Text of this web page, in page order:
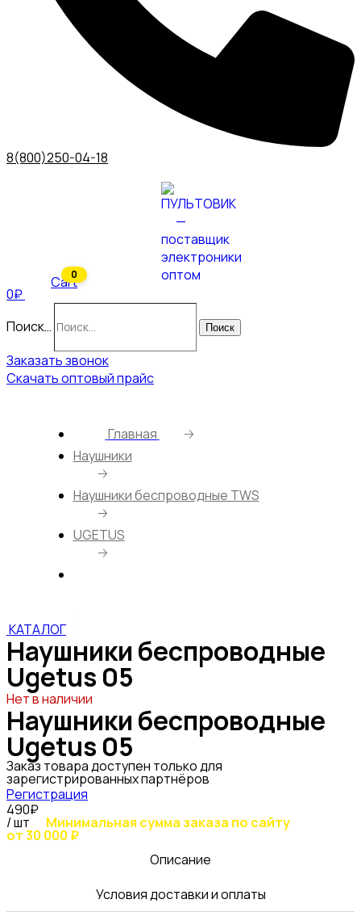
8(800)250-04-18
0₽
0
Cart
Поиск… Поиск
Заказать звонок
Скачать оптовый прайс
Главная
🡢
Наушники
🡢
Наушники беспроводные TWS
🡢
UGETUS
🡢
КАТАЛОГ
Наушники беспроводные
Ugetus 05
Нет в наличии
Наушники беспроводные
Ugetus 05
Заказ товара доступен только для
зарегистрированных партнёров
Регистрация
490₽
/ шт Минимальная сумма заказа по сайту
от 30 000 ₽
Описание
Условия доставки и оплаты